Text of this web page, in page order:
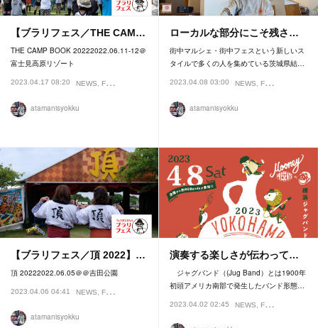
【ブラリフェス／THE CAM…
THE CAMP BOOK 20222022.06.11-12＠
富士見高原リゾート
2023.04.17 08:20 NEWS FESTIVAL
atamanisyokku
ローカルな部分にこそ残さ…
街中マルシェ・街中フェスという新しいス
タイルで多くの人を集めている茨城県結…
2023.04.08 03:00 NEWS FESTIVAL
atamanisyokku
【ブラリフェス／頂 2022】…
頂 20222022.06.05＠＠吉田公園
2023.04.06 04:41 NEWS FESTIVAL
atamanisyokku
演奏する楽しさが伝わって…
ジャグバンド（(Jug Band）とは1900年
初頭アメリカ南部で発生したバンド形態…
2023.04.02 02:45 NEWS FESTIVAL